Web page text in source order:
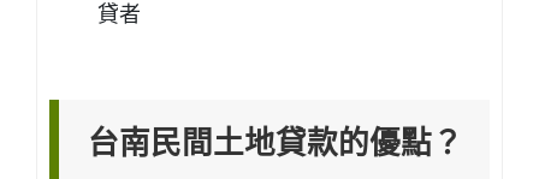
貸者
台南民間土地貸款的優點？